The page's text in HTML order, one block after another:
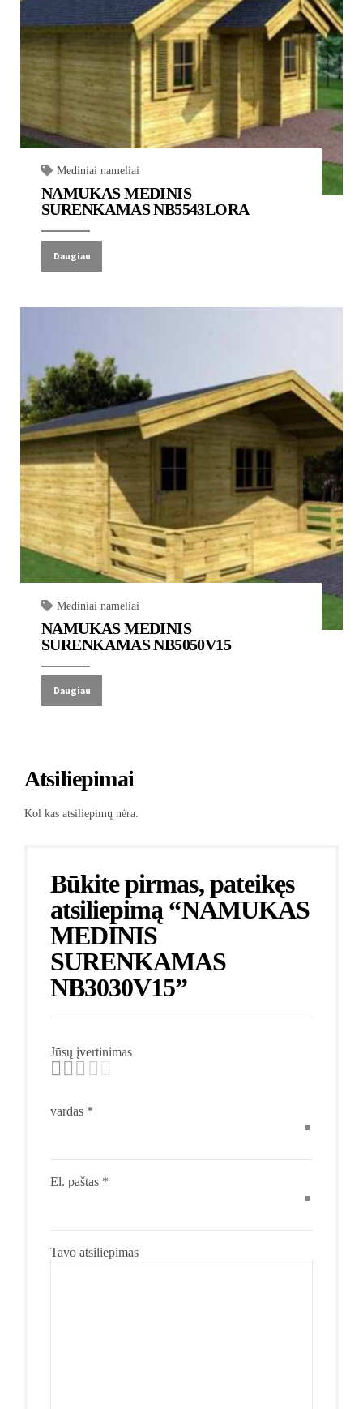
Mediniai nameliai
NAMUKAS MEDINIS
SURENKAMAS NB5543LORA
Daugiau
Mediniai nameliai
NAMUKAS MEDINIS
SURENKAMAS NB5050V15
Daugiau
Atsiliepimai
Kol kas atsiliepimų nėra.
Būkite pirmas, pateikęs
atsiliepimą “NAMUKAS
MEDINIS
SURENKAMAS
NB3030V15”
Jūsų įvertinimas
Tavo atsiliepimas
vardas *
El. paštas *